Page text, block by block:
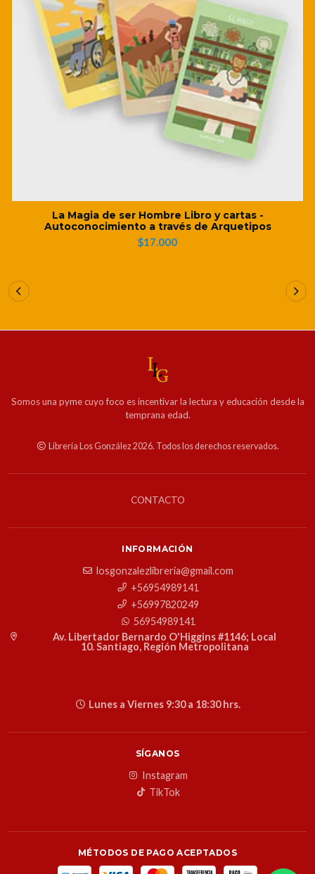
La Magia de ser Hombre Libro y cartas -
Autoconocimiento a través de Arquetipos
$17.000
Somos una pyme cuyo foco es incentivar la lectura y educación desde la
temprana edad.
Librería Los González 2026. Todos los derechos reservados.
CONTACTO
INFORMACIÓN
losgonzalezlibreria@gmail.com
+56954989141
+56997820249
56954989141
Av. Libertador Bernardo O'Higgins #1146; Local
10. Santiago, Región Metropolitana
Lunes a Viernes 9:30 a 18:30 hrs.
SÍGANOS
Instagram
TikTok
MÉTODOS DE PAGO ACEPTADOS